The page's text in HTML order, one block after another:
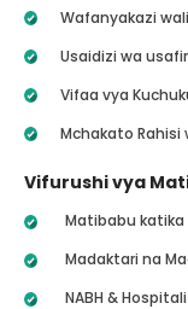
Wafanyakazi
Usaidizi wa
Vifaa vya
Mchakato Rahisi
Vifurushi vya
Matibabu
Madaktari na
NABH &